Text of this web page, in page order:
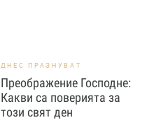
ДНЕС ПРАЗНУВАТ
Преображение Господне:
Какви са поверията за
този свят ден